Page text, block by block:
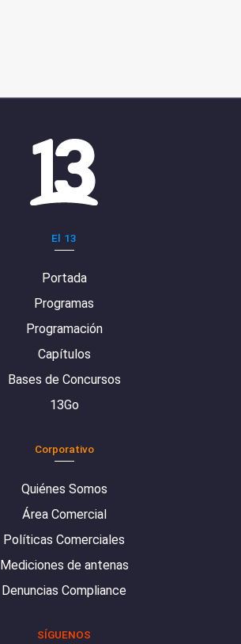
El 13
Portada
Programas
Programación
Capítulos
Bases de Concursos
13Go
Corporativo
Quiénes Somos
Área Comercial
Políticas Comerciales
Mediciones de antenas
Denuncias Compliance
SÍGUENOS